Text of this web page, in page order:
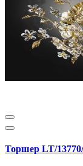
Торшер LT/